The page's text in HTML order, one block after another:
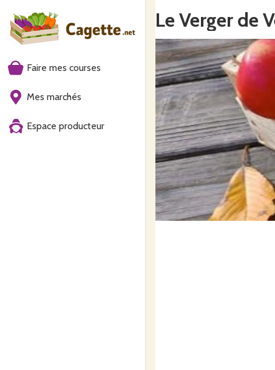
Faire mes courses
Mes marchés
Espace producteur
Le Verger de